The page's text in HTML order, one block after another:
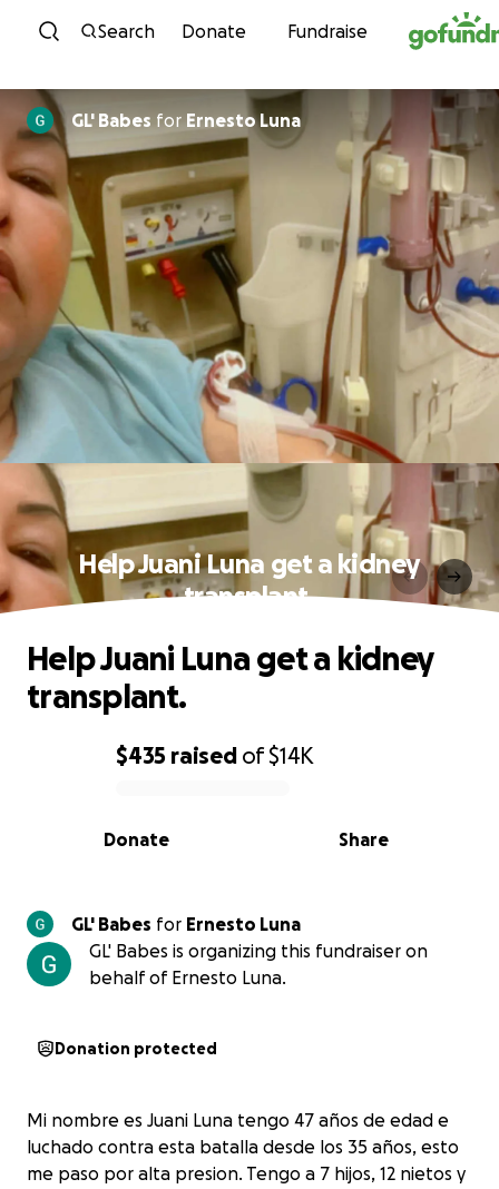
Skip to content
Search Donate Fundraise
GL' Babes for Ernesto Luna
Help Juani Luna get a kidney
transplant.
0% complete
$435 raised of$14K
Share
Donate
Help Juani Luna get a kidney
transplant.
GL' Babes for Ernesto Luna
GL' Babes is organizing this fundraiser on
behalf of Ernesto Luna.
Donation protected
Mi nombre es Juani Luna tengo 47 años de edad e
luchado contra esta batalla desde los 35 años, esto
me paso por alta presion. Tengo a 7 hijos, 12 nietos y